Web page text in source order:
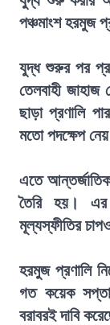
পঞ্চমাংশ হরমুজ
যুদ্ধ শুরুর পর
তেলবাহী জাহাজ
ছাড়া প্রণালি
মতো পদক্ষেপ
এতে
তৈরি হয়। এর
মূল্যস্ফীতির
হরমুজ প্রণালি
গত কয়েক
বরাবরই দাবি